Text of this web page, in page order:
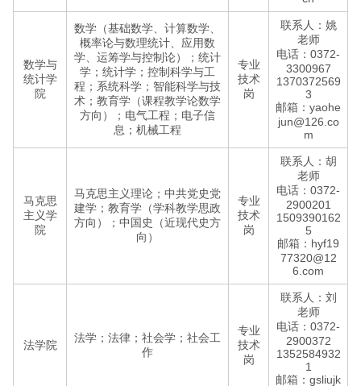
数学与
统计学
院
数学（基础数学、计算数学、
概率论与数理统计、应用数
学、运筹学与控制论）；统计
学；统计学；控制科学与工
程；系统科学；智能科学与技
术；教育学（课程教学论数学
方向）；电气工程；电子信
息；机械工程
专业
技术
岗
联系人：姚
老师
电话：0372-
3300967
1370372569
3
邮箱：yaohe
jun@126.co
m
马克思
主义学
院
马克思主义理论；中共党史党
建学；教育学（学科教学思政
方向）；中国史（近现代史方
向）
专业
技术
岗
联系人：胡
老师
电话：0372-
2900201
1509390162
5
邮箱：hyf19
77320@12
6.com
法学院
法学；法律；社会学；社会工
作
专业
技术
岗
联系人：刘
老师
电话：0372-
2900372
1352584932
1
邮箱：gsliujk